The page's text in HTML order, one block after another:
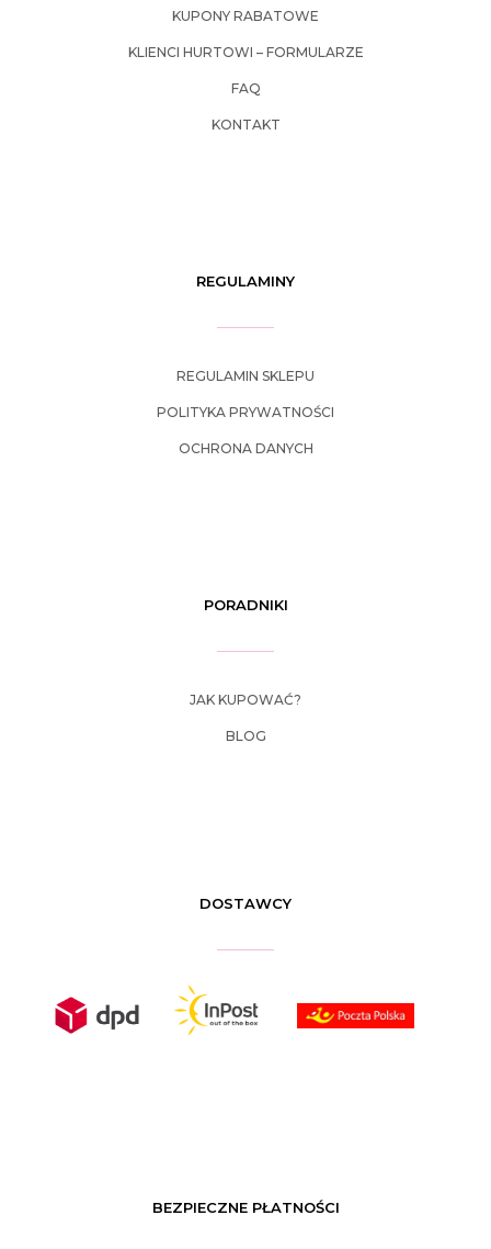
KUPONY RABATOWE
KLIENCI HURTOWI – FORMULARZE
FAQ
KONTAKT
REGULAMINY
REGULAMIN SKLEPU
POLITYKA PRYWATNOŚCI
OCHRONA DANYCH
PORADNIKI
JAK KUPOWAĆ?
BLOG
DOSTAWCY
BEZPIECZNE PŁATNOŚCI